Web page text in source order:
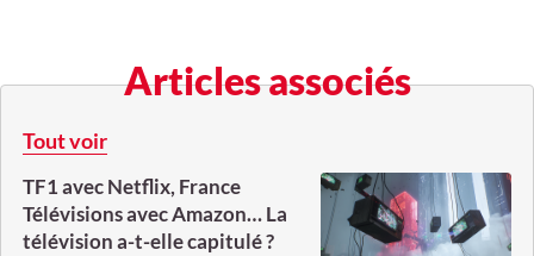
Articles associés
Tout voir
TF1 avec Netflix, France
Télévisions avec Amazon… La
télévision a-t-elle capitulé ?